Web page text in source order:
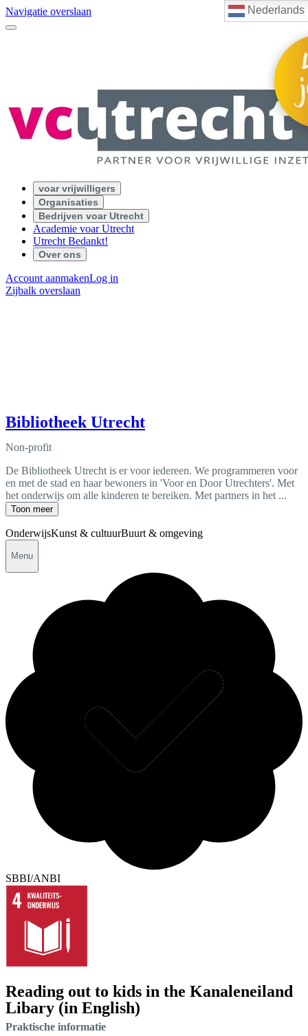
Nederlands
Navigatie overslaan
voar vrijwilligers
Organisaties
Bedrijven voar Utrecht
Academie voar Utrecht
Utrecht Bedankt!
Over ons
Account aanmakenLog in
Zijbalk overslaan
Bibliotheek Utrecht
Non-profit
De Bibliotheek Utrecht is er voor iedereen. We programmeren voor
en met de stad en haar bewoners in 'Voor en Door Utrechters'. Met
het onderwijs om alle kinderen te bereiken. Met partners in het ...
Toon meer
OnderwijsKunst & cultuurBuurt & omgeving
Menu
SBBI/ANBI
Reading out to kids in the Kanaleneiland
Libary (in English)
Praktische informatie